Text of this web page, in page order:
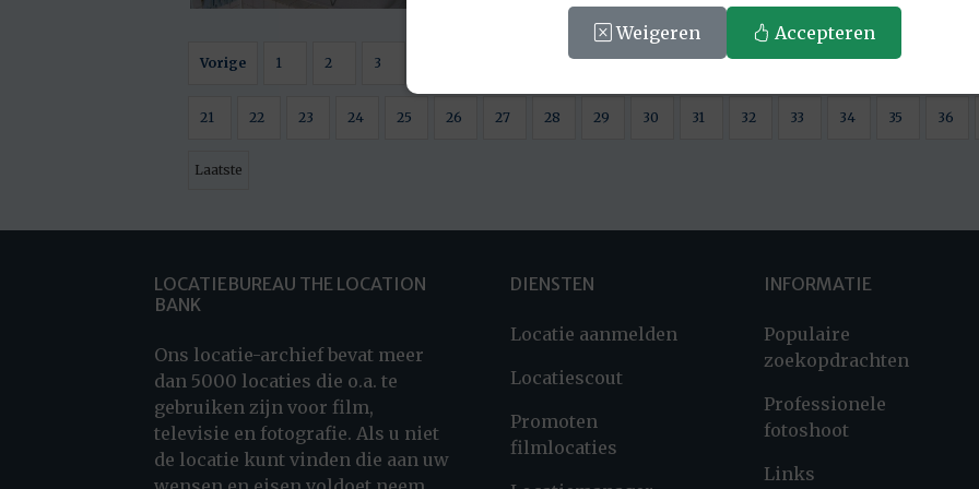
Vorige 1 2 3 7 8 9 10 11 12 13
21 22 23 24 25 26 27 28 29 30 31 32 33 34 35 36
Laatste
LOCATIEBUREAU THE LOCATION
BANK
Ons locatie-archief bevat meer
dan 5000 locaties die o.a. te
gebruiken zijn voor film,
televisie en fotografie. Als u niet
de locatie kunt vinden die aan uw
DIENSTEN
Locatie aanmelden
Locatiescout
Promoten
filmlocaties
INFORMATIE
Populaire
zoekopdrachten
Professionele
fotoshoot
Links
Weigeren Accepteren